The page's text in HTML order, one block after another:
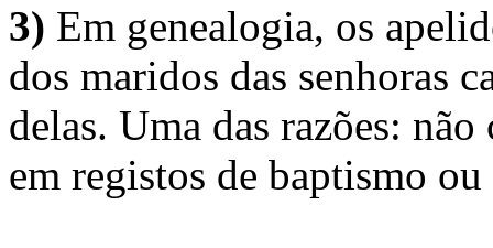
3) Em genealogia, os
dos maridos das senhoras
delas. Uma das razões:
em registos de baptismo